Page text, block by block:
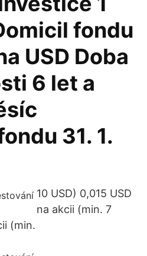
fondu
USD Doba
6 let a
31. 1.
10 USD) 0,015 USD
na akcii (min. 7
(min.